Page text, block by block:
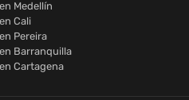
Medellín
Cali
Pereira
Barranquilla
Cartagena